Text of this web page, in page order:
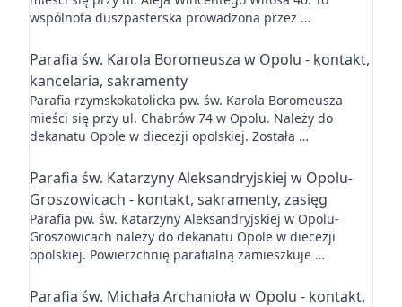
wspólnota duszpasterska prowadzona przez …
Parafia św. Karola Boromeusza w Opolu - kontakt,
kancelaria, sakramenty
Parafia rzymskokatolicka pw. św. Karola Boromeusza
mieści się przy ul. Chabrów 74 w Opolu. Należy do
dekanatu Opole w diecezji opolskiej. Została …
Parafia św. Katarzyny Aleksandryjskiej w Opolu-
Groszowicach - kontakt, sakramenty, zasięg
Parafia pw. św. Katarzyny Aleksandryjskiej w Opolu-
Groszowicach należy do dekanatu Opole w diecezji
opolskiej. Powierzchnię parafialną zamieszkuje …
Parafia św. Michała Archanioła w Opolu - kontakt,